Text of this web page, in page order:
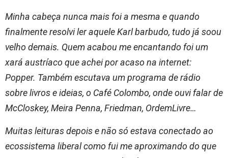
Minha cabeça nunca mais foi a mesma e quando
finalmente resolvi ler aquele Karl barbudo, tudo já soou
velho demais. Quem acabou me encantando foi um
xará austríaco que achei por acaso na internet:
Popper. Também escutava um programa de rádio
sobre livros e ideias, o Café Colombo, onde ouvi falar de
McCloskey, Meira Penna, Friedman, OrdemLivre…
Muitas leituras depois e não só estava conectado ao
ecossistema liberal como fui me aproximando do que